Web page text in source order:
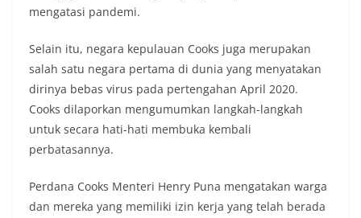
mengatasi pandemi.
Selain itu, negara kepulauan Cooks juga merupakan
salah satu negara pertama di dunia yang menyatakan
dirinya bebas virus pada pertengahan April 2020.
Cooks dilaporkan mengumumkan langkah-langkah
untuk secara hati-hati membuka kembali
perbatasannya.
Perdana Cooks Menteri Henry Puna mengatakan warga
dan mereka yang memiliki izin kerja yang telah berada